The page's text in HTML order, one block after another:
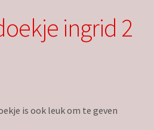
ingrid 2
is ook leuk om te geven